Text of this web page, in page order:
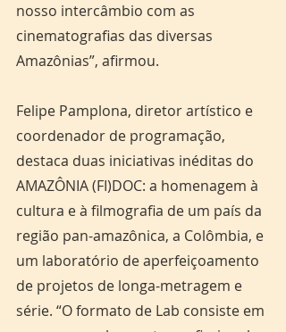
nosso intercâmbio com as
cinematografias das diversas
Felipe Pamplona, diretor artístico e
coordenador de programação,
destaca duas iniciativas inéditas do
AMAZÔNIA (FI)DOC: a homenagem à
cultura e à filmografia de um país da
região pan-amazônica, a Colômbia, e
um laboratório de aperfeiçoamento
de projetos de longa-metragem e
série. “O formato de Lab consiste em